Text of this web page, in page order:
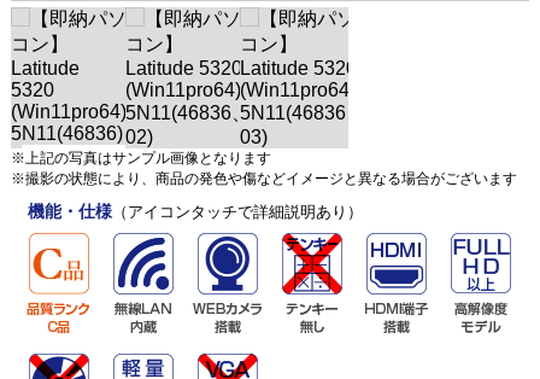
※上記の写真はサンプル画像となります
※撮影の状態により、商品の発色や傷などイメージと異なる場合がございます
機能・仕様（アイコンタッチで詳細説明あり）